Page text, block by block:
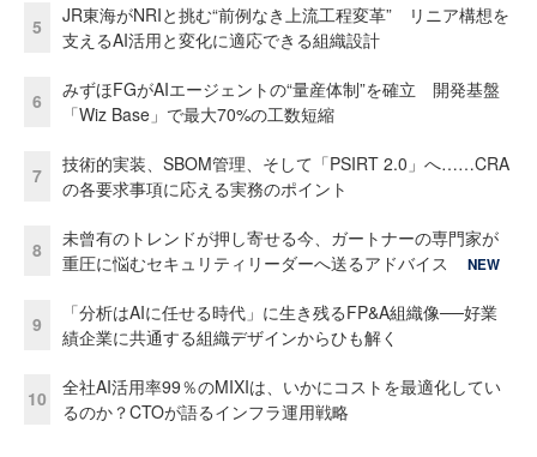
5
JR東海がNRIと挑む“前例なき上流工程変革” リニア構想を
支えるAI活用と変化に適応できる組織設計
6
みずほFGがAIエージェントの“量産体制”を確立 開発基盤
「Wiz Base」で最大70%の工数短縮
7
技術的実装、SBOM管理、そして「PSIRT 2.0」へ……CRA
の各要求事項に応える実務のポイント
8
未曾有のトレンドが押し寄せる今、ガートナーの専門家が
重圧に悩むセキュリティリーダーへ送るアドバイス
NEW
9
「分析はAIに任せる時代」に生き残るFP&A組織像──好業
績企業に共通する組織デザインからひも解く
10
全社AI活用率99％のMIXIは、いかにコストを最適化してい
るのか？CTOが語るインフラ運用戦略